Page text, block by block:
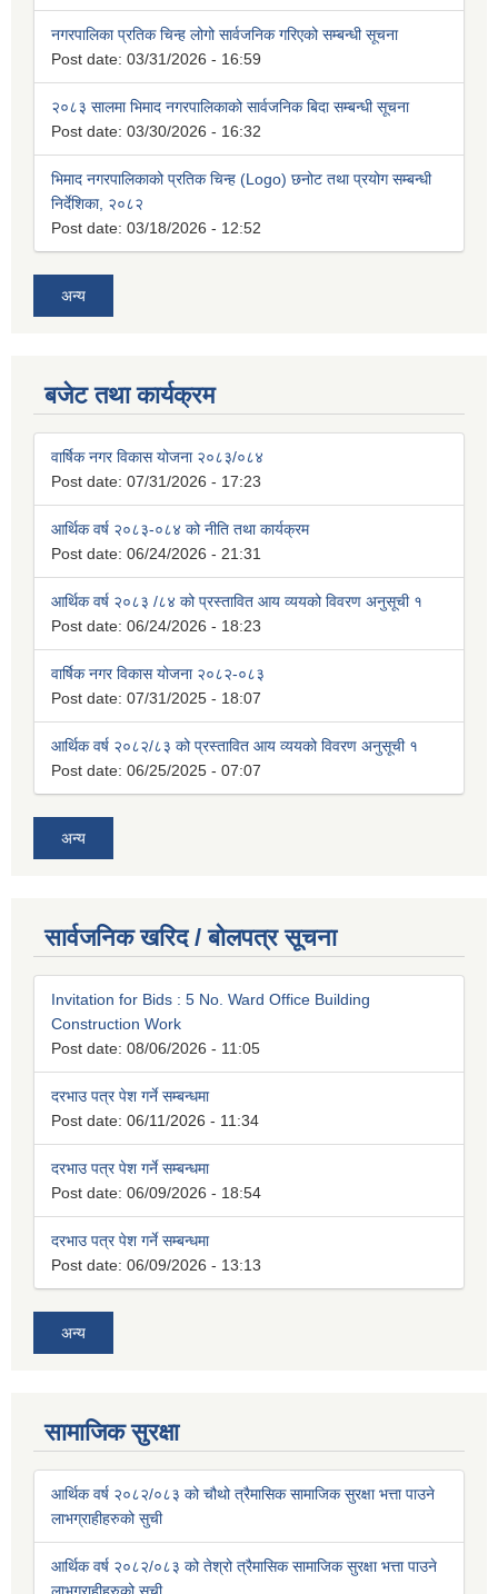
नगरपालिका प्रतिक चिन्ह लोगो सार्वजनिक गरिएको सम्बन्धी सूचना
Post date: 03/31/2026 - 16:59
२०८३ सालमा भिमाद नगरपालिकाको सार्वजनिक बिदा सम्बन्धी सूचना
Post date: 03/30/2026 - 16:32
भिमाद नगरपालिकाको प्रतिक चिन्ह (Logo) छनोट तथा प्रयोग सम्बन्धी
निर्देशिका, २०८२
Post date: 03/18/2026 - 12:52
अन्य
बजेट तथा कार्यक्रम
वार्षिक नगर विकास योजना २०८३/०८४
Post date: 07/31/2026 - 17:23
आर्थिक वर्ष २०८३-०८४ को नीति तथा कार्यक्रम
Post date: 06/24/2026 - 21:31
आर्थिक वर्ष २०८३ /८४ को प्रस्तावित आय व्ययको विवरण अनुसूची १
Post date: 06/24/2026 - 18:23
वार्षिक नगर विकास योजना २०८२-०८३
Post date: 07/31/2025 - 18:07
आर्थिक वर्ष २०८२/८३ को प्रस्तावित आय व्ययको विवरण अनुसूची १
Post date: 06/25/2025 - 07:07
अन्य
सार्वजनिक खरिद / बोलपत्र सूचना
Invitation for Bids : 5 No. Ward Office Building
Construction Work
Post date: 08/06/2026 - 11:05
दरभाउ पत्र पेश गर्ने सम्बन्धमा
Post date: 06/11/2026 - 11:34
दरभाउ पत्र पेश गर्ने सम्बन्धमा
Post date: 06/09/2026 - 18:54
दरभाउ पत्र पेश गर्ने सम्बन्धमा
Post date: 06/09/2026 - 13:13
अन्य
सामाजिक सुरक्षा
आर्थिक वर्ष २०८२/०८३ को चौथो त्रैमासिक सामाजिक सुरक्षा भत्ता पाउने
लाभग्राहीहरुको सुची
आर्थिक वर्ष २०८२/०८३ को तेश्रो त्रैमासिक सामाजिक सुरक्षा भत्ता पाउने